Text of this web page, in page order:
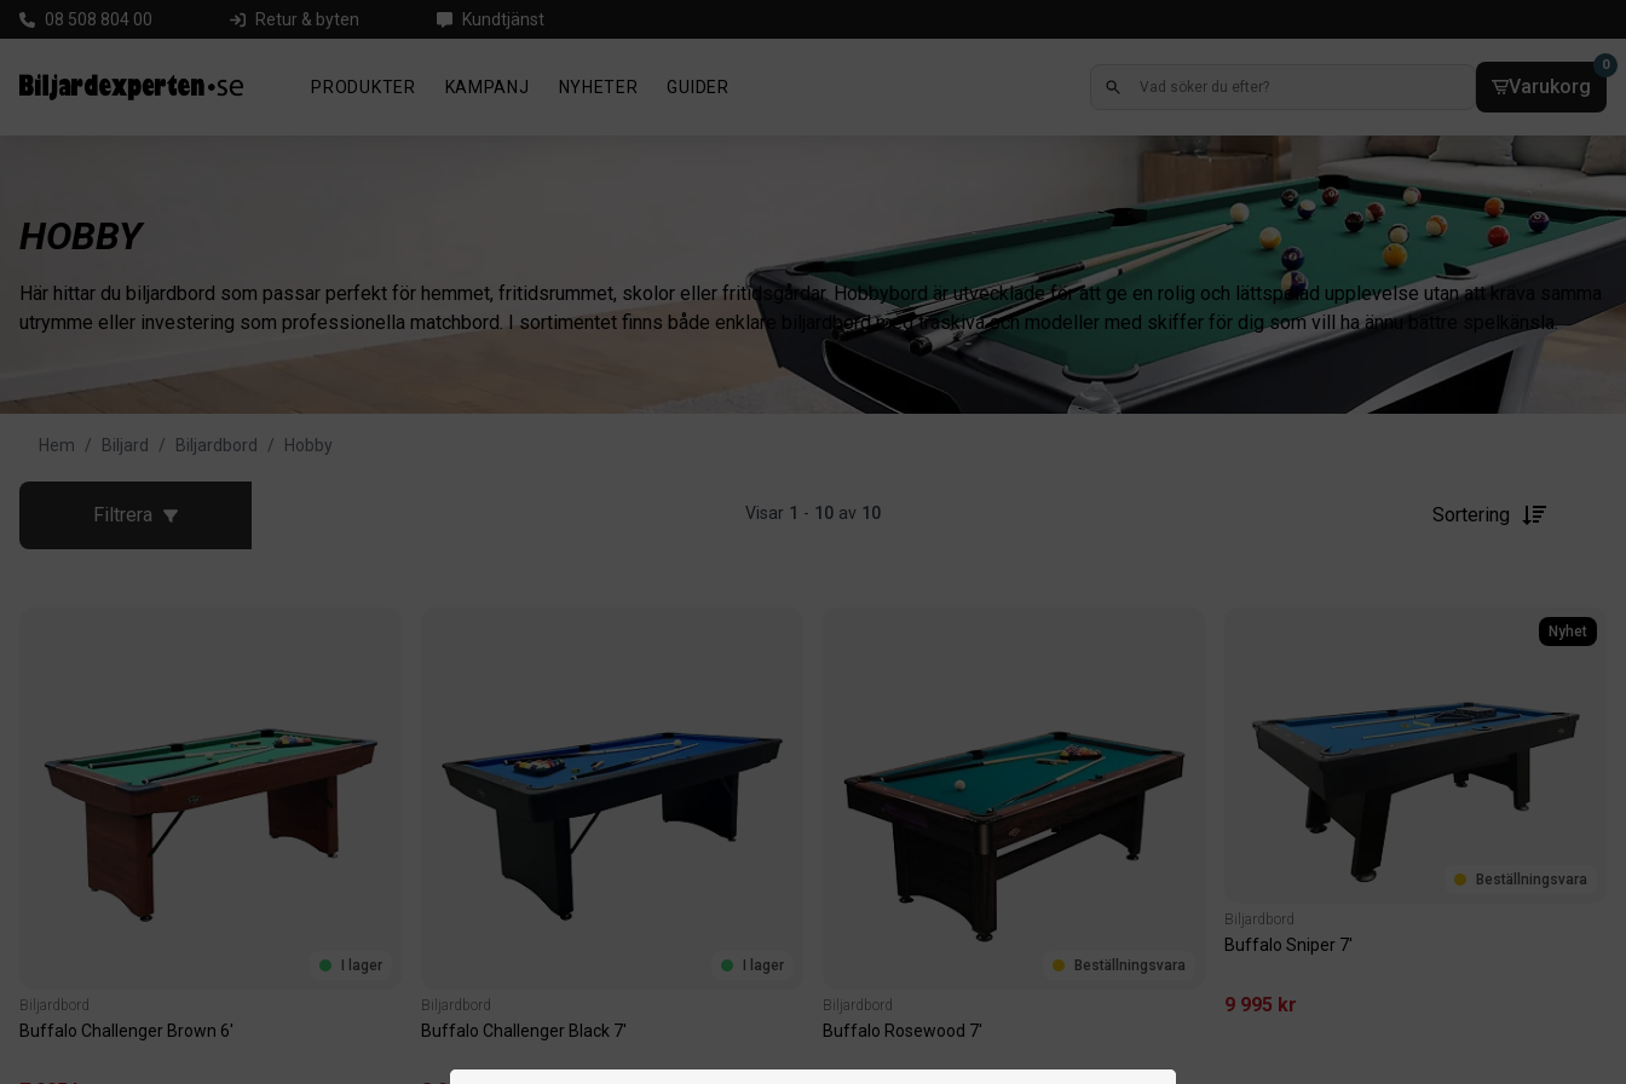
08 508 804 00 Retur & byten Kundtjänst
PRODUKTER KAMPANJ NYHETER GUIDER Varukorg
0
HOBBY
Här hittar du biljardbord som passar perfekt för hemmet, fritidsrummet, skolor eller fritidsgårdar. Hobbybord är utvecklade för att ge en rolig och lättspelad upplevelse utan att kräva samma
utrymme eller investering som professionella matchbord. I sortimentet finns både enklare biljardbord med träskiva och modeller med skiffer för dig som vill ha ännu bättre spelkänsla.
Hem / Biljard / Biljardbord / Hobby
Filtrera Visar 1 - 10 av 10 Sortering
I lager
Biljardbord
Buffalo Challenger Brown 6'
I lager
Biljardbord
Buffalo Challenger Black 7'
Beställningsvara
Biljardbord
Buffalo Rosewood 7'
Nyhet
Beställningsvara
Biljardbord
Buffalo Sniper 7'
9 995 kr